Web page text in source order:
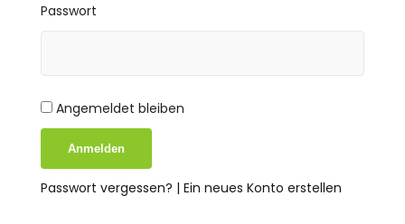
Passwort
Angemeldet bleiben
Passwort vergessen? | Ein neues Konto erstellen